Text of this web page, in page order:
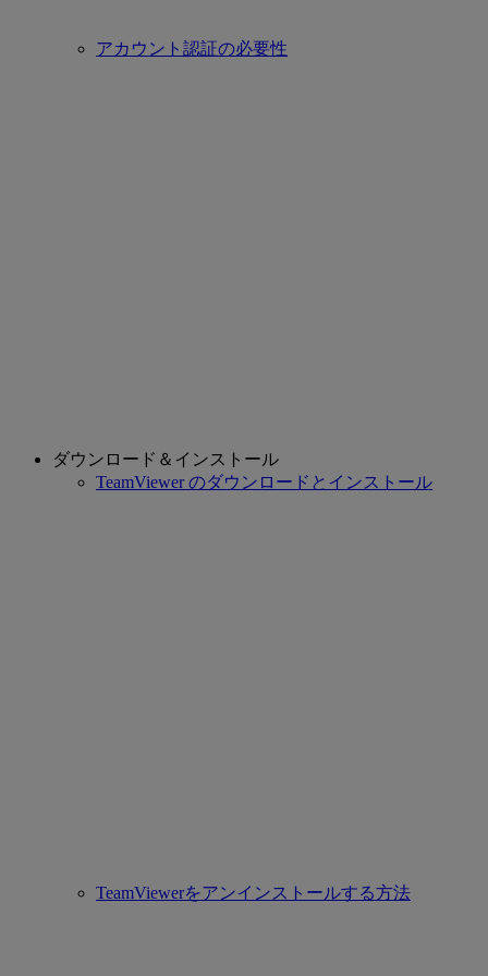
アカウント認証の必要性
ダウンロード＆インストール
TeamViewer のダウンロードとインストール
TeamViewerをアンインストールする方法